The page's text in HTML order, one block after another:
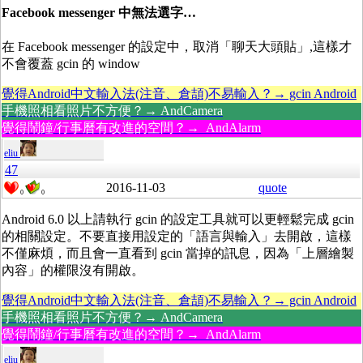
Facebook messenger 中無法選字…
在 Facebook messenger 的設定中，取消「聊天大頭貼」,這樣才
不會覆蓋 gcin 的 window
覺得Android中文輸入法(注音、倉頡)不易輸入？→ gcin Android
手機照相看照片不方便？→ AndCamera
覺得鬧鐘/行事曆有改進的空間？→ AndAlarm
eliu
47
0 0 2016-11-03 quote
Android 6.0 以上請執行 gcin 的設定工具就可以更輕鬆完成 gcin
的相關設定。不要直接用設定的「語言與輸入」去開啟，這樣
不僅麻煩，而且會一直看到 gcin 當掉的訊息，因為「上層繪製
內容」的權限沒有開啟。
覺得Android中文輸入法(注音、倉頡)不易輸入？→ gcin Android
手機照相看照片不方便？→ AndCamera
覺得鬧鐘/行事曆有改進的空間？→ AndAlarm
eliu